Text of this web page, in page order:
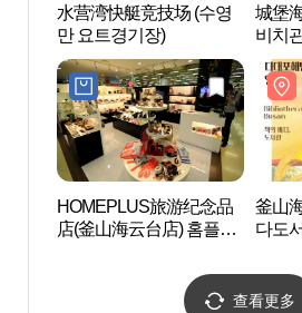
水营湾快艇竞技场 (수영
만 요트경기장)
城堡
비치
HOMEPLUS旅游纪念品
店(釜山海云台店) 홈플러
釜山
다도
查看更多